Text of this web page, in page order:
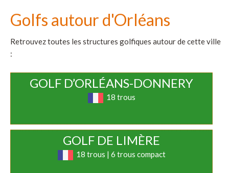
Golfs autour d'Orléans
Retrouvez toutes les structures golfiques autour de cette ville
:
GOLF D’ORLÉANS-DONNERY
18 trous
GOLF DE LIMÈRE
18 trous | 6 trous compact